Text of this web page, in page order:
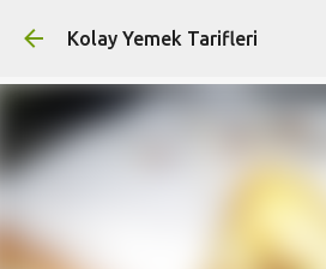
Ana içeriğe atla
Kolay Yemek Tarifleri